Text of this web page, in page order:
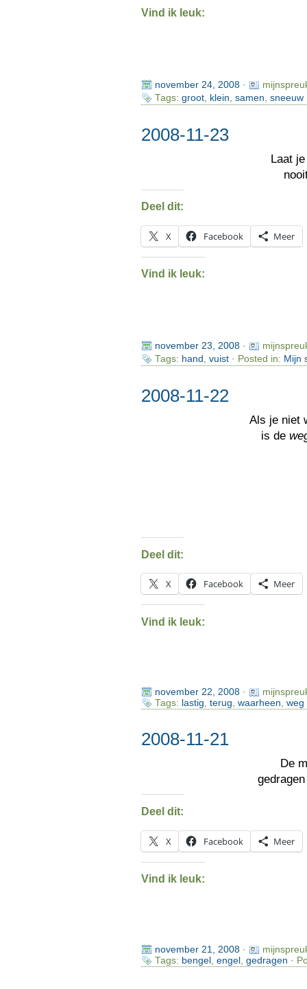
Vind ik leuk:
november 24, 2008·
Tags: groot, klein samen sneeuw
2008-11-23
Laat
Deel dit:
X Facebook Meer
Vind ik leuk:
november 23, 2008·
Tags: hand , vuist· Posted in: Mijn
2008-11-22
Als je niet
is de
Deel dit:
X Facebook Meer
Vind ik leuk:
november 22, 2008·
Tags: lastig terug waarheen weg
2008-11-21
De
Deel dit:
X Facebook Meer
Vind ik leuk:
november 21, 2008·
Tags: bengel, engel, gedragen ·